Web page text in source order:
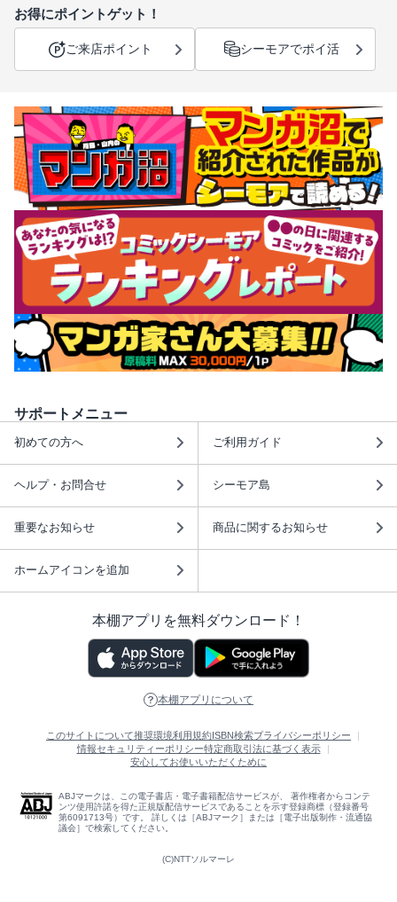
お得にポイントゲット！
ご来店ポイント シーモアでポイ活
サポートメニュー
初めての方へ ご利用ガイド
ヘルプ・お問合せ シーモア島
重要なお知らせ 商品に関するお知らせ
ホームアイコンを追加
本棚アプリを無料ダウンロード！
本棚アプリについて
このサイトについて推奨環境利用規約ISBN検索プライバシーポリシー
情報セキュリティーポリシー特定商取引法に基づく表示
安心してお使いいただくために
ABJマークは、この電子書店・電子書籍配信サービスが、 著作権者からコンテ
ンツ使用許諾を得た正規版配信サービスであることを示す登録商標（登録番号
第6091713号）です。 詳しくは［ABJマーク］または［電子出版制作・流通協
議会］で検索してください。
(C)NTTソルマーレ